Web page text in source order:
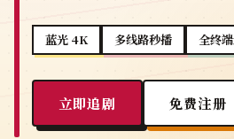
蓝光 4K 多线路秒播 全终
立即追剧 免费注册